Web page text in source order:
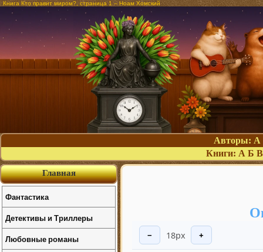
Книга Кто правит миром?, страница 1 – Ноам Хомский
Авторы: А
Книги: А Б В
− 18px +
Главная
Фантастика
Детективы и Триллеры
Любовные романы